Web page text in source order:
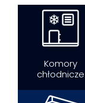
Komory
chłodnicze